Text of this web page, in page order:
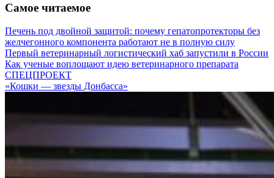
Самое читаемое
Печень под двойной защитой: почему гепатопротекторы без
желчегонного компонента работают не в полную силу
Первый ветеринарный логистический хаб запустили в России
Как ученые воплощают идею ветеринарного препарата
СПЕЦПРОЕКТ
«Кошки — звезды Донбасса»